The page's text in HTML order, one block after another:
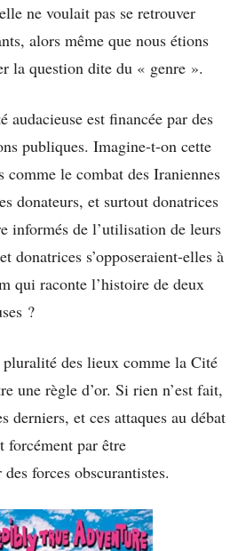
ne voulait pas se retrouver
alors même que nous étions
la question dite du « genre ».
audacieuse est financée par des
publiques. Imagine-t-on cette
comme le combat des Iraniennes
donateurs, et surtout donatrices
informés de l’utilisation de leurs
donatrices s’opposeraient-elles à
qui raconte l’histoire de deux
?
pluralité des lieux comme la Cité
une règle d’or. Si rien n’est fait,
derniers, et ces attaques au débat
forcément par être
forces obscurantistes.